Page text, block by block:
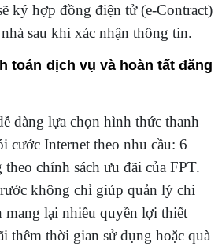
ký hợp đồng điện tử (e-Contract)
sau khi xác nhận thông tin.
toán dịch vụ và hoàn tất đăng
dàng lựa chọn hình thức thanh
cước Internet theo nhu cầu: 6
chính sách ưu đãi của FPT.
không chỉ giúp quản lý chi
mang lại nhiều quyền lợi thiết
thêm thời gian sử dụng hoặc quà